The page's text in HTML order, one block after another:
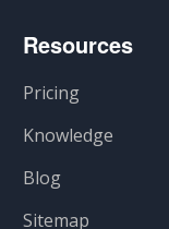
Resources
Pricing
Knowledge
Blog
Sitemap